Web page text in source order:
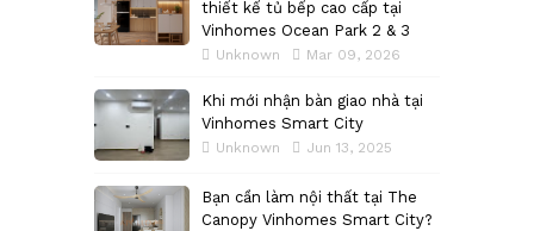
thiết kế tủ bếp cao cấp tại
Vinhomes Ocean Park 2 & 3
Unknown Mar 09, 2026
Khi mới nhận bàn giao nhà tại
Vinhomes Smart City
Unknown Jun 13, 2025
Bạn cần làm nội thất tại The
Canopy Vinhomes Smart City?